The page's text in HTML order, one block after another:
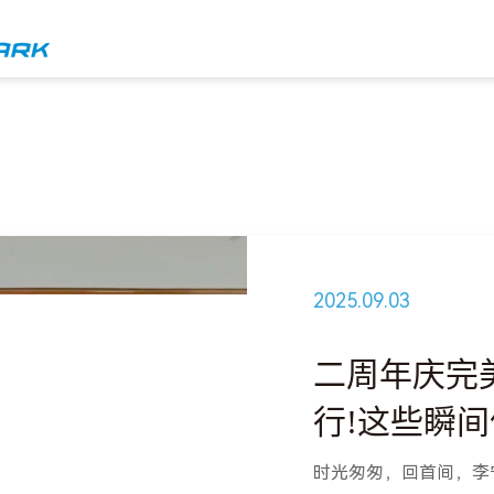
2025.09.03
二周年庆完
行!这些瞬
时光匆匆，回首间，